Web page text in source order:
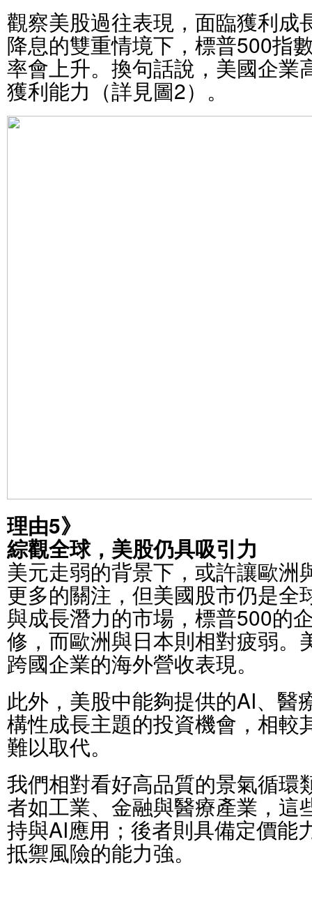
觀察美股過往表現，面臨獲利成
降息的雙重情境下，標普500指
率會上升。換句話說，美國企業
獲利能力（詳見圖2）。
理由5》
綜觀全球，美股仍具吸引力
美元走弱的背景下，或許讓歐洲
更多的關注，但美國股市仍是全
與成長潛力的市場，標普500的
修，而歐洲與日本則相對疲弱。
跨國企業的海外營收表現。
此外，美股中能夠提供的AI、醫
構性成長主題的投資機會，相較
難以取代。
我們相對看好高品質的景氣循環
者如工業、金融與醫療產業，這
持與AI應用；後者則具備定價能
抵禦風險的能力強。